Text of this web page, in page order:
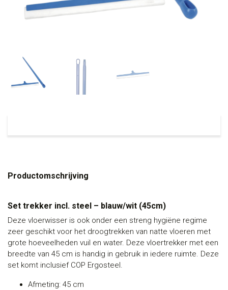
Productomschrijving
Set trekker incl. steel – blauw/wit (45cm)
Deze vloerwisser is ook onder een streng hygiëne regime
zeer geschikt voor het droogtrekken van natte vloeren met
grote hoeveelheden vuil en water. Deze vloertrekker met een
breedte van 45 cm is handig in gebruik in iedere ruimte. Deze
set komt inclusief COP Ergosteel.
Afmeting: 45 cm